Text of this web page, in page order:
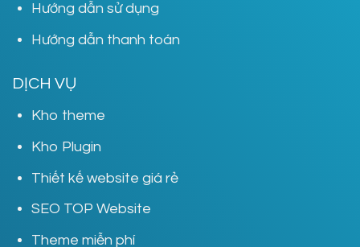
Hướng dẫn sử dụng
Hướng dẫn thanh toán
DỊCH VỤ
Kho theme
Kho Plugin
Thiết kế website giá rẻ
SEO TOP Website
Theme miễn phí